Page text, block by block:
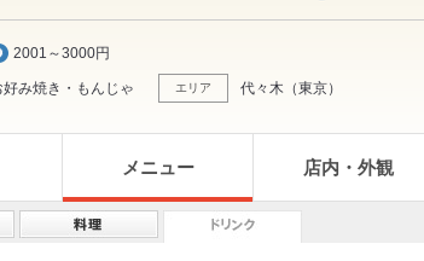
2001～3000円
好み焼き・もんじゃ エリア 代々木 （東京）
メニュー 店内・外観